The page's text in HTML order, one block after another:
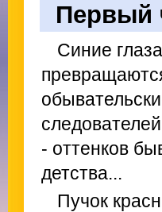
Первый
Синие
- оттенков
детства...
Пучок